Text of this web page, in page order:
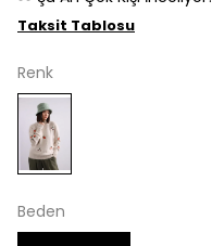
Taksit Tablosu
Renk
Beden